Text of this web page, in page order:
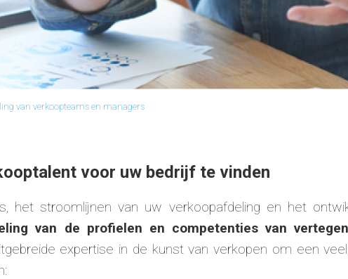
van verkoopteams en managers
voor uw bedrijf te vinden
het stroomlijnen van uw verkoopafdeling en het
van de profielen en competenties van
expertise in de kunst van verkopen om een